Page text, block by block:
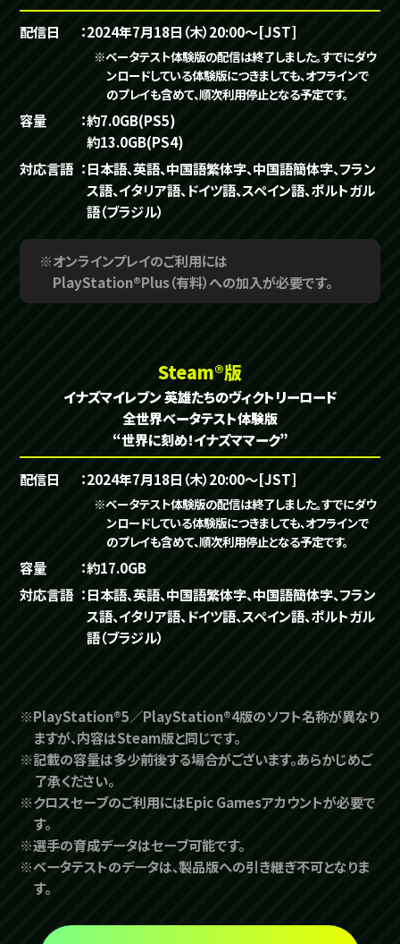
配信日 2024年7月18日（木）20:00～[JST]
※ベータテスト体験版の配信は終了しました。すでにダウ
ンロードしている体験版につきましても、オフラインで
のプレイも含めて、順次利用停止となる予定です。
容量
約7.0GB(PS5)
約13.0GB(PS4)
対応言語
日本語、英語、中国語繁体字、中国語簡体字、フラン
ス語、イタリア語、ドイツ語、スペイン語、ポルトガル
語（ブラジル）
※オンラインプレイのご利用には
PlayStation®Plus（有料）への加入が必要です。
Steam®版
イナズマイレブン 英雄たちのヴィクトリーロード
全世界ベータテスト体験版
“世界に刻め！イナズママーク”
配信日 2024年7月18日（木）20:00～[JST]
※ベータテスト体験版の配信は終了しました。すでにダウ
ンロードしている体験版につきましても、オフラインで
のプレイも含めて、順次利用停止となる予定です。
容量
約17.0GB
対応言語
日本語、英語、中国語繁体字、中国語簡体字、フラン
ス語、イタリア語、ドイツ語、スペイン語、ポルトガル
語（ブラジル）
※PlayStation®5／PlayStation®4版のソフト名称が異なり
ますが、内容はSteam版と同じです。
※記載の容量は多少前後する場合がございます。あらかじめご
了承ください。
※クロスセーブのご利用にはEpic Gamesアカウントが必要で
す。
※選手の育成データはセーブ可能です。
※ベータテストのデータは、製品版への引き継ぎ不可となりま
す。